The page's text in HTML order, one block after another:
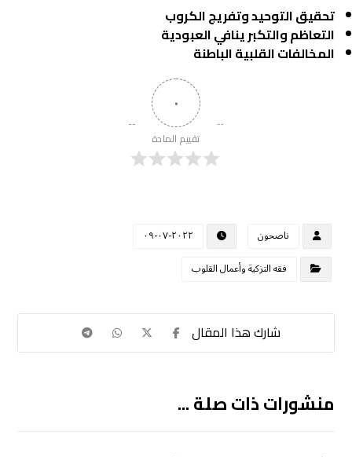
تحقيق التوحيد وتفريج الكروب
التعاظم والتكبر ينافي العبودية
المخالفات القلبية الباطنة
٠
تقييم المادة
ناصحون
٢٠٢٢-٠٧-٠٩
فقه التزكية وأعمال القلوب
منشورات ذات صلة ...